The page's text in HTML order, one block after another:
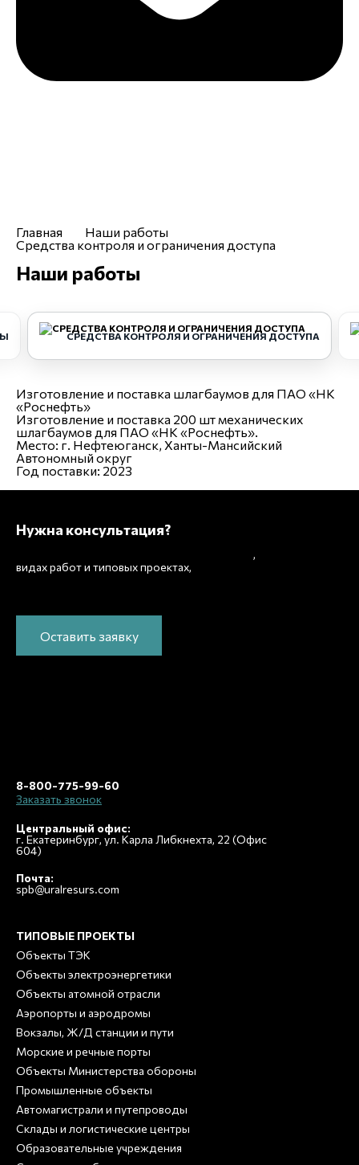
Главная
Наши работы
Средства контроля и ограничения доступа
Наши работы
СРЕДСТВА КОНТРОЛЯ И ОГРАНИЧЕНИЯ ДОСТУПА
Изготовление и поставка шлагбаумов для ПАО «НК
«Роснефть»
Изготовление и поставка 200 шт механических
шлагбаумов для ПАО «НК «Роснефть».
Место: г. Нефтеюганск, Ханты-Мансийский
Автономный округ
Год поставки: 2023
Нужна консультация?
,
видах работ и типовых проектах,
стоимость и подготовим индивидуальное
Оставить заявку
8-800-775-99-60
Заказать звонок
Центральный офис:
г. Екатеринбург, ул. Карла Либкнехта, 22 (Офис
604)
Почта:
spb@uralresurs.com
ТИПОВЫЕ ПРОЕКТЫ
Объекты ТЭК
Объекты электроэнергетики
Объекты атомной отрасли
Аэропорты и аэродромы
Вокзалы, Ж/Д станции и пути
Морские и речные порты
Объекты Министерства обороны
Промышленные объекты
Автомагистрали и путепроводы
Склады и логистические центры
Образовательные учреждения